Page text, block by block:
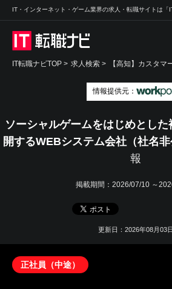
IT・インターネット・ゲーム業界の求人・転職サイトは「
IT転職ナビTOP > 求人検索 > 【高知】カスタ
情報提供元：
ソーシャルゲームをはじめとし
開するWEBシステム会社（社名非
報
掲載期間： 2026/07/10 ～
更新日：2026年08月03日
正社員（中途）